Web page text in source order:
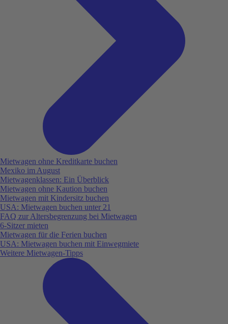
Mietwagen ohne Kreditkarte buchen
Mexiko im August
Mietwagenklassen: Ein Überblick
Mietwagen ohne Kaution buchen
Mietwagen mit Kindersitz buchen
USA: Mietwagen buchen unter 21
FAQ zur Altersbegrenzung bei Mietwagen
6-Sitzer mieten
Mietwagen für die Ferien buchen
USA: Mietwagen buchen mit Einwegmiete
Weitere Mietwagen-Tipps